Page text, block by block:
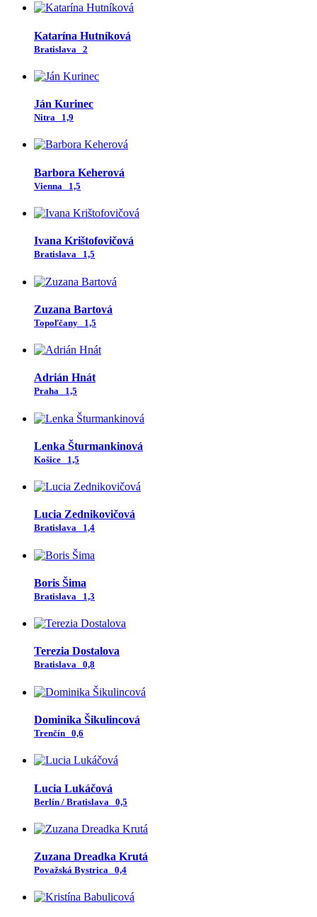
Katarína Hutníková
Bratislava 2
Ján Kurinec
Nitra 1,9
Barbora Keherová
Vienna 1,5
Ivana Krištofovičová
Bratislava 1,5
Zuzana Bartová
Topoľčany 1,5
Adrián Hnát
Praha 1,5
Lenka Šturmankinová
Košice 1,5
Lucia Zednikovičová
Bratislava 1,4
Boris Šima
Bratislava 1,3
Terezia Dostalova
Bratislava 0,8
Dominika Šikulincová
Trenčín 0,6
Lucia Lukáčová
Berlín / Bratislava 0,5
Zuzana Dreadka Krutá
Považská Bystrica 0,4